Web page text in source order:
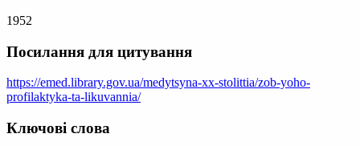
1952
Посилання для цитування
https://emed.library.gov.ua/medytsyna-xx-stolittia/zob-yoho-
profilaktyka-ta-likuvannia/
Ключові слова